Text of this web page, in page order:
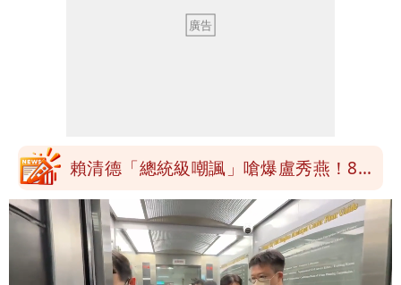
白海豚路徑變了！專家：離台又更近 暴
台積電一檔狂賺76億
賴清德「總統級嘲諷」嗆爆盧秀燕！8年
總帳一次掀翻
70歲姜厚任攜小2輪女友現身！交往原因
超Man
駐英台北代表處徵助理 薪資99K！工作